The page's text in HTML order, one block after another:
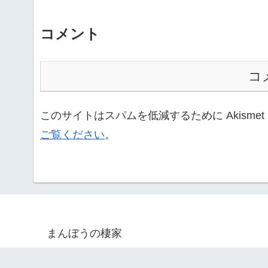
コメント
コ
このサイトはスパムを低減するために
ご覧ください。
まんぼうの棲家